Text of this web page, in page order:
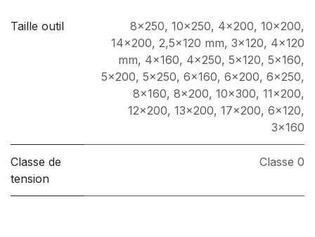
Taille outil 8x250, 10x250, 4x200, 10x200,
14x200, 2,5x120 mm, 3x120, 4x120
mm, 4x160, 4x250, 5x120, 5x160,
5x200, 5x250, 6x160, 6x200, 6x250,
8x160, 8x200, 10x300, 11x200,
12x200, 13x200, 17x200, 6x120,
3x160
Classe de
tension
Classe 0